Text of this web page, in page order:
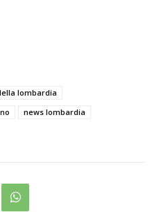
lombardia
news lombardia